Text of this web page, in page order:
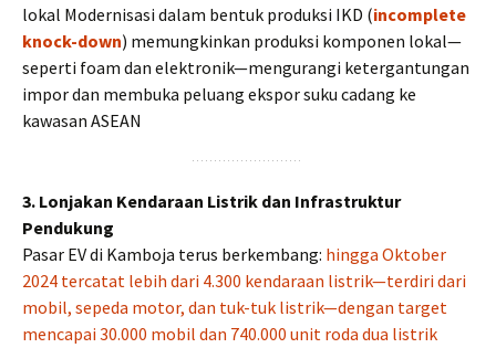
lokal Modernisasi dalam bentuk produksi IKD (incomplete
knock-down) memungkinkan produksi komponen lokal—
seperti foam dan elektronik—mengurangi ketergantungan
impor dan membuka peluang ekspor suku cadang ke
kawasan ASEAN
3. Lonjakan Kendaraan Listrik dan Infrastruktur
Pendukung
Pasar EV di Kamboja terus berkembang: hingga Oktober
2024 tercatat lebih dari 4.300 kendaraan listrik—terdiri dari
mobil, sepeda motor, dan tuk-tuk listrik—dengan target
mencapai 30.000 mobil dan 740.000 unit roda dua listrik